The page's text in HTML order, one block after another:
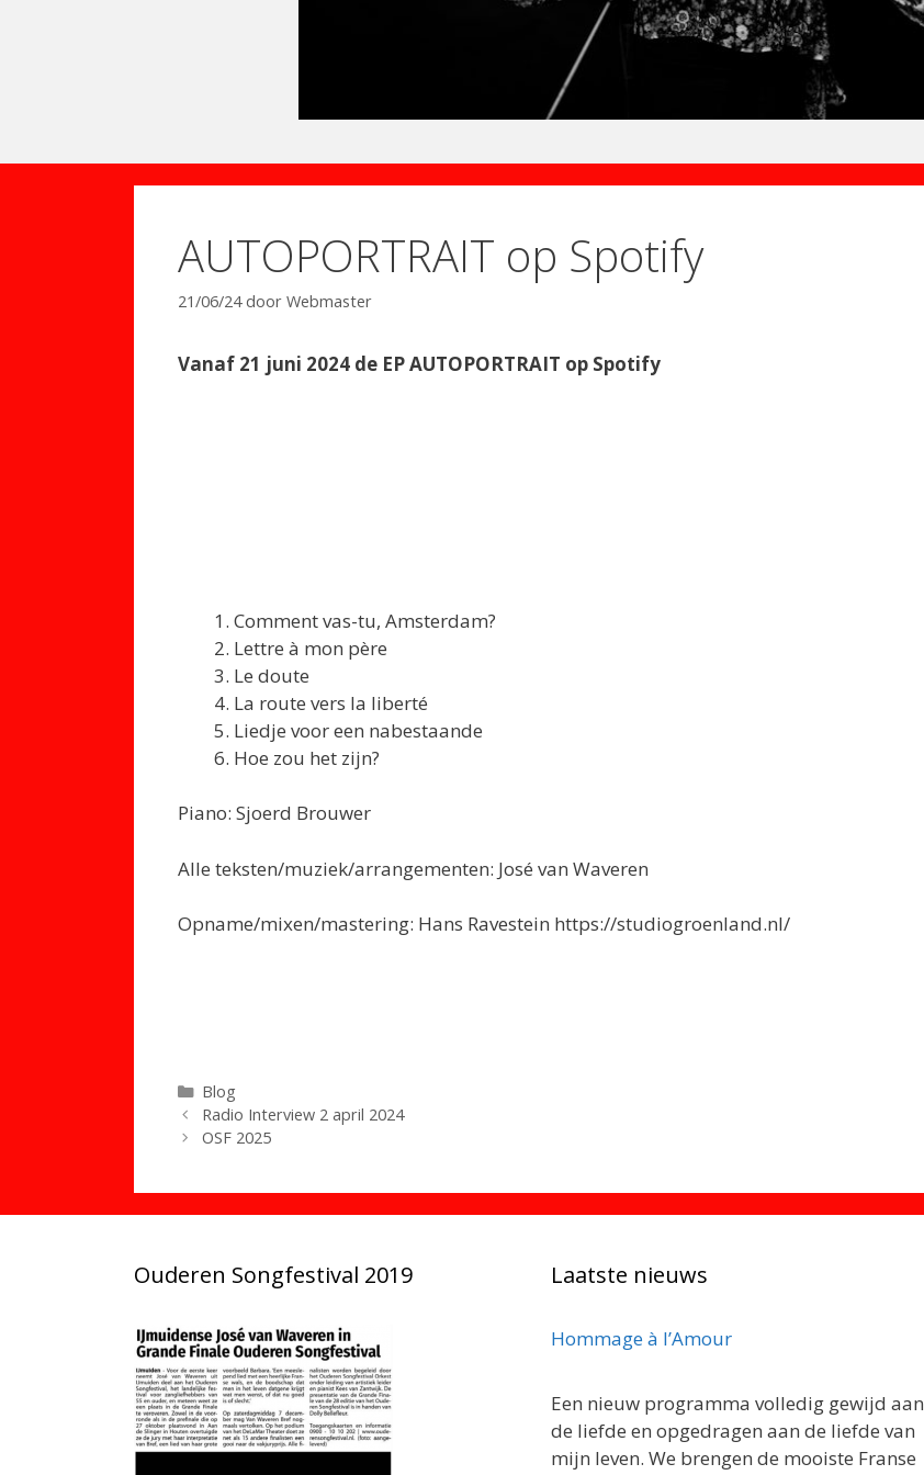
AUTOPORTRAIT op Spotify
21/06/24 door Webmaster
Vanaf 21 juni 2024 de EP AUTOPORTRAIT op Spotify
Comment vas-tu, Amsterdam?
Lettre à mon père
Le doute
La route vers la liberté
Liedje voor een nabestaande
Hoe zou het zijn?
Piano: Sjoerd Brouwer
Alle teksten/muziek/arrangementen: José van Waveren
Opname/mixen/mastering: Hans Ravestein https://studiogroenland.nl/
Categorieën
Blog
Radio Interview 2 april 2024
OSF 2025
Ouderen Songfestival 2019 Laatste nieuws
Hommage à l’Amour
Een nieuw programma volledig gewijd aan
de liefde en opgedragen aan de liefde van
mijn leven. We brengen de mooiste Franse